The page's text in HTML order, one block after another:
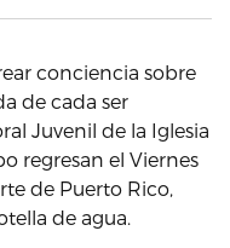
conciencia sobre
de cada ser
Juvenil de la Iglesia
regresan el Viernes
de Puerto Rico,
de agua.